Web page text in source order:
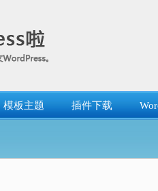
模板主题 插件下载